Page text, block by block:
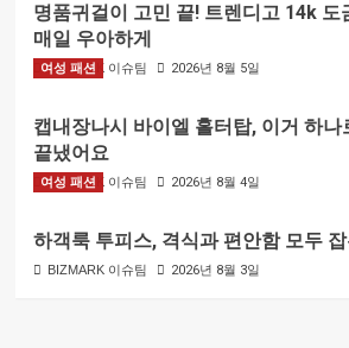
명품귀걸이 고민 끝! 트렌디고 14k 도
매일 우아하게
BIZMARK 이슈팀 2026년 8월 5일
여성 패션
캡내장나시 바이엘 홀터탑, 이거 하나
끝냈어요
BIZMARK 이슈팀 2026년 8월 4일
여성 패션
하객룩 투피스, 격식과 편안함 모두
BIZMARK 이슈팀 2026년 8월 3일